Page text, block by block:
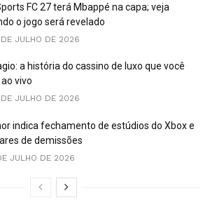
FC 27 terá Mbappé na capa; veja
o jogo será revelado
JULHO DE 2026
a história do cassino de luxo que você
vivo
JULHO DE 2026
indica fechamento de estúdios do Xbox e
de demissões
JULHO DE 2026